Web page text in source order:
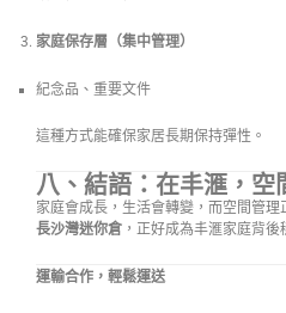
家庭保存層（集中管理）
紀念品、重要文件
這種方式能確保家居長期保持彈性。
八、結語：在丰滙，
家庭會成長，生活會轉變，而空間管理
長沙灣迷你倉 ，正好成為丰滙家庭背後
運輸合作，輕鬆運送